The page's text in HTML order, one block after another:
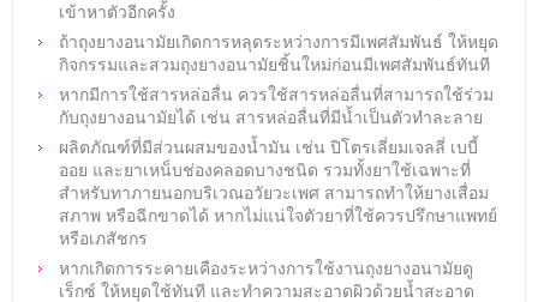
เข้าหาตัวอีกครั้ง
ถ้าถุงยางอนามัยเกิดการหลุดระหว่างการมีเพศสัมพันธ์ ให้หยุด
กิจกรรมและสวมถุงยางอนามัยชิ้นใหม่ก่อนมีเพศสัมพันธ์ทันที
หากมีการใช้สารหล่อลื่น ควรใช้สารหล่อลื่นที่สามารถใช้ร่วม
กับถุงยางอนามัยได้ เช่น สารหล่อลื่นที่มีน้ำเป็นตัวทำละลาย
ผลิตภัณฑ์ที่มีส่วนผสมของน้ำมัน เช่น ปิโตรเลี่ยมเจลลี่ เบบี้
ออย และยาเหน็บช่องคลอดบางชนิด รวมทั้งยาใช้เฉพาะที่
สำหรับทาภายนอกบริเวณอวัยวะเพศ สามารถทำให้ยางเสื่อม
สภาพ หรือฉีกขาดได้ หากไม่แน่ใจตัวยาที่ใช้ควรปรึกษาแพทย์
หรือเภสัชกร
หากเกิดการระคายเคืองระหว่างการใช้งานถุงยางอนามัยดู
เร็กซ์ ให้หยุดใช้ทันที และทำความสะอาดผิวด้วยน้ำสะอาด